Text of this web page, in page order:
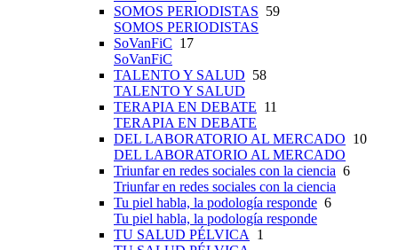
SOMOS PERIODISTAS 59
SOMOS PERIODISTAS
SoVanFiC 17
SoVanFiC
TALENTO Y SALUD 58
TALENTO Y SALUD
TERAPIA EN DEBATE 11
TERAPIA EN DEBATE
DEL LABORATORIO AL MERCADO 10
DEL LABORATORIO AL MERCADO
Triunfar en redes sociales con la ciencia 6
Triunfar en redes sociales con la ciencia
Tu piel habla, la podología responde 6
Tu piel habla, la podología responde
TU SALUD PÉLVICA
1